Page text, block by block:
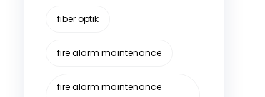
fiber optik
fire alarm maintenance
fire alarm maintenance